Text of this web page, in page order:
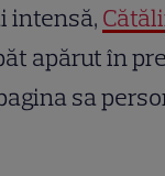
intensă,
apărut în
sa